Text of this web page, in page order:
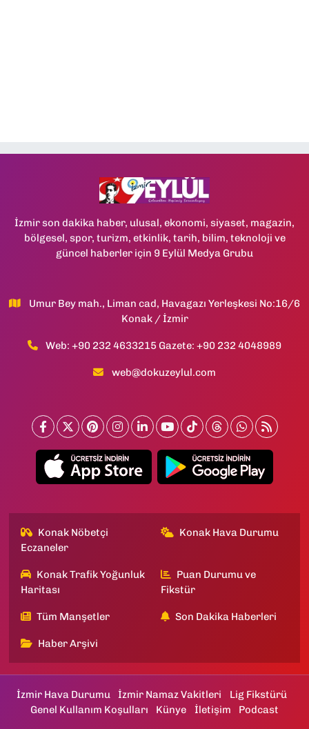
İzmir son dakika haber, ulusal, ekonomi, siyaset, magazin,
bölgesel, spor, turizm, etkinlik, tarih, bilim, teknoloji ve
güncel haberler için 9 Eylül Medya Grubu
Umur Bey mah., Liman cad, Havagazı Yerleşkesi No:16/6
Konak / İzmir
Web: +90 232 4633215 Gazete: +90 232 4048989
web@dokuzeylul.com
Konak Nöbetçi
Eczaneler
Konak Hava Durumu
Konak Trafik Yoğunluk
Haritası
Puan Durumu ve
Fikstür
Tüm Manşetler Son Dakika Haberleri
Haber Arşivi
İzmir Hava Durumu İzmir Namaz Vakitleri
Lig Fikstürü
Genel Kullanım Koşulları
Künye İletişim Podcast